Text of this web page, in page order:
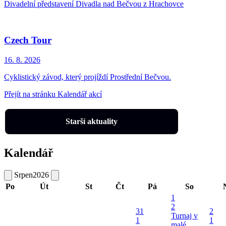
Divadelní představení Divadla nad Bečvou z Hrachovce
Czech Tour
16. 8. 2026
Cyklistický závod, který projíždí Prostřední Bečvou.
Přejít na stránku Kalendář akcí
Starší aktuality
Kalendář
Srpen2026
Po
Út St Čt Pá So
31
1
1
2
Turnaj v
2
1